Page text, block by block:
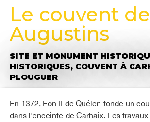
Le couvent
Augustins
SITE ET MONUMENT
HISTORIQUES, COUVENT À
PLOUGUER
En 1372, Eon II de Quélen fonde un
dans l'enceinte de Carhaix. Les